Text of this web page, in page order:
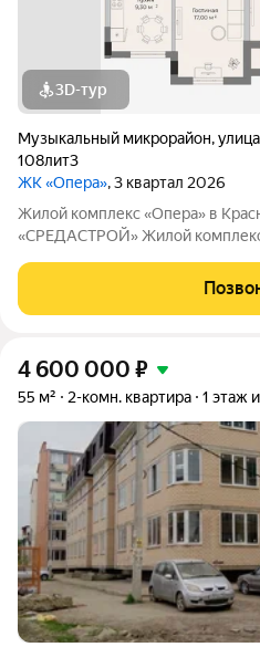
3D-тур
Музыкальный микрорайон,
108лит3
ЖК «Опера», 3 квартал 2026
Жилой комплекс «Опера» в
«СРЕДАСТРОЙ» Жилой комплекс
планировок и высокого уровня
квартиры наполняются
4 600 000 ₽
55 м² 2-комн. квартира 1 этаж